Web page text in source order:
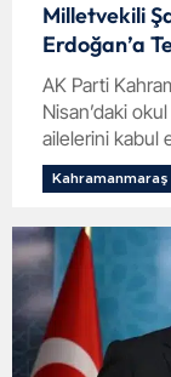
Milletvekili
Erdoğan’a
AK Parti
Nisan’daki okul
ailelerini kabul
teşekkür etti.